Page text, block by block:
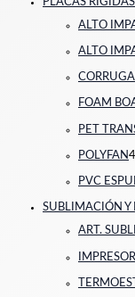
ALTO
ALTO
FOAM
PET
POLYFAN4
PVC
SUBLIMACIÓN
ART.